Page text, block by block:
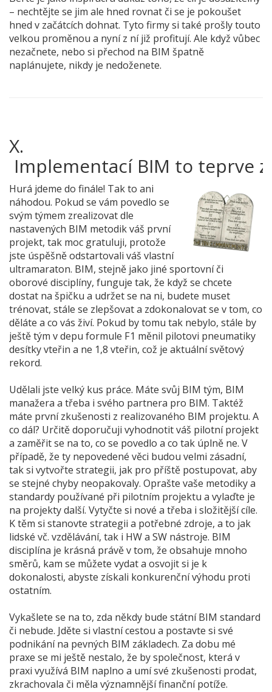
– nechtějte se jim ale hned rovnat či se je pokoušet
hned v začátcích dohnat. Tyto firmy si také prošly touto
velkou proměnou a nyní z ní již profitují. Ale když vůbec
nezačnete, nebo si přechod na BIM špatně
naplánujete, nikdy je nedoženete.
X.
Implementací BIM to teprve
Hurá jdeme do finále! Tak to ani
náhodou. Pokud se vám povedlo se
svým týmem zrealizovat dle
nastavených BIM metodik váš první
projekt, tak moc gratuluji, protože
jste úspěšně odstartovali váš vlastní
ultramaraton. BIM, stejně jako jiné sportovní či
oborové disciplíny, funguje tak, že když se chcete
dostat na špičku a udržet se na ni, budete muset
trénovat, stále se zlepšovat a zdokonalovat se v tom, co
děláte a co vás živí. Pokud by tomu tak nebylo, stále by
ještě tým v depu formule F1 měnil pilotovi pneumatiky
desítky vteřin a ne 1,8 vteřin, což je aktuální světový
rekord.
Udělali jste velký kus práce. Máte svůj BIM tým, BIM
manažera a třeba i svého partnera pro BIM. Taktéž
máte první zkušenosti z realizovaného BIM projektu. A
co dál? Určitě doporučuji vyhodnotit váš pilotní projekt
a zaměřit se na to, co se povedlo a co tak úplně ne. V
případě, že ty nepovedené věci budou velmi zásadní,
tak si vytvořte strategii, jak pro příště postupovat, aby
se stejné chyby neopakovaly. Oprašte vaše metodiky a
standardy používané při pilotním projektu a vylaďte je
na projekty další. Vytyčte si nové a třeba i složitější cíle.
K těm si stanovte strategii a potřebné zdroje, a to jak
lidské vč. vzdělávání, tak i HW a SW nástroje. BIM
disciplína je krásná právě v tom, že obsahuje mnoho
směrů, kam se můžete vydat a osvojit si je k
dokonalosti, abyste získali konkurenční výhodu proti
ostatním.
Vykašlete se na to, zda někdy bude státní BIM standard
či nebude. Jděte si vlastní cestou a postavte si své
podnikání na pevných BIM základech. Za dobu mé
praxe se mi ještě nestalo, že by společnost, která v
praxi využívá BIM naplno a umí své zkušenosti prodat,
zkrachovala či měla významnější finanční potíže.